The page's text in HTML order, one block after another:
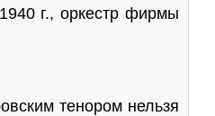
г., оркестр фирмы
тенором нельзя